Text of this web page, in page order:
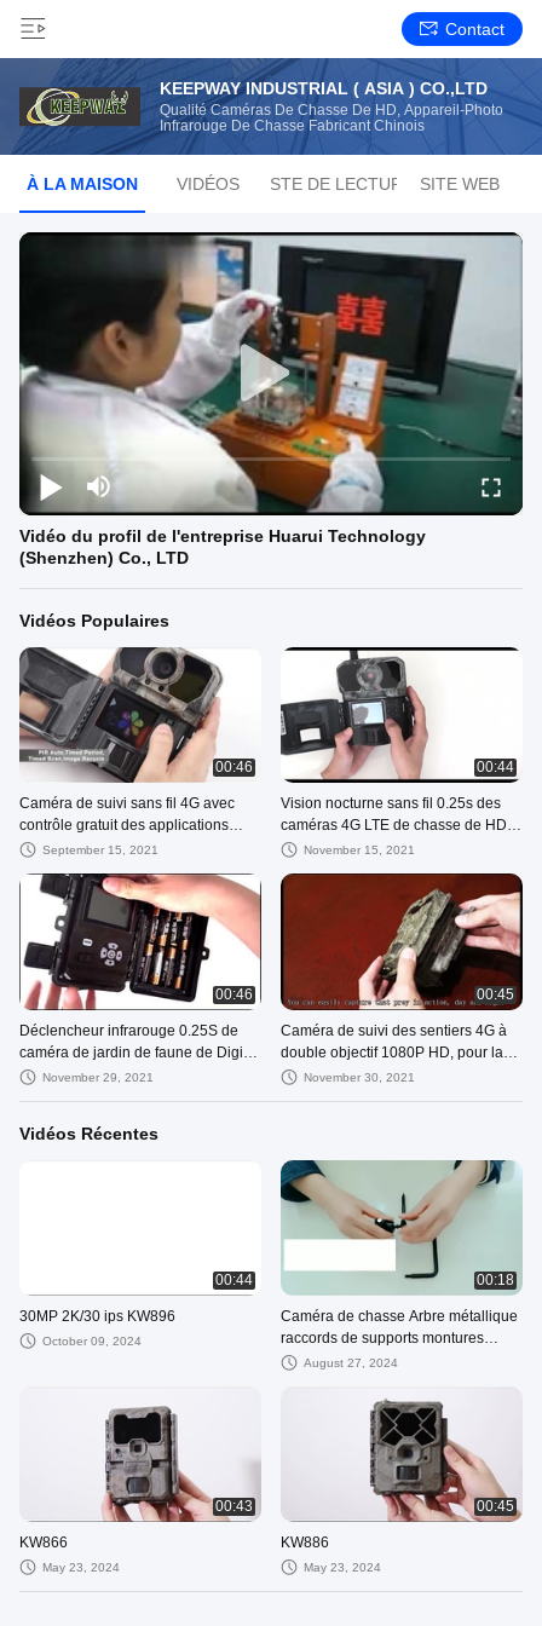
Contact
KEEPWAY INDUSTRIAL ( ASIA ) CO.,LTD
Qualité Caméras De Chasse De HD, Appareil-Photo
Infrarouge De Chasse Fabricant Chinois
À LA MAISON VIDÉOS LISTE DE LECTURE SITE WEB
Vidéo du profil de l'entreprise Huarui Technology
(Shenzhen) Co., LTD
Vidéos Populaires
00:46
Caméra de suivi sans fil 4G avec
contrôle gratuit des applications
Android et IOS
September 15, 2021
00:44
Vision nocturne sans fil 0.25s des
caméras 4G LTE de chasse de HD
imperméable
November 15, 2021
00:46
Déclencheur infrarouge 0.25S de
caméra de jardin de faune de Digital
invisible
November 29, 2021
00:45
Caméra de suivi des sentiers 4G à
double objectif 1080P HD, pour la
chasse et la faune en plein air
November 30, 2021
Vidéos Récentes
00:44
30MP 2K/30 ips KW896
October 09, 2024
00:18
Caméra de chasse Arbre métallique
raccords de supports montures
fixées pour les sentiers Caméra
August 27, 2024
00:43
KW866
May 23, 2024
00:45
KW886
May 23, 2024